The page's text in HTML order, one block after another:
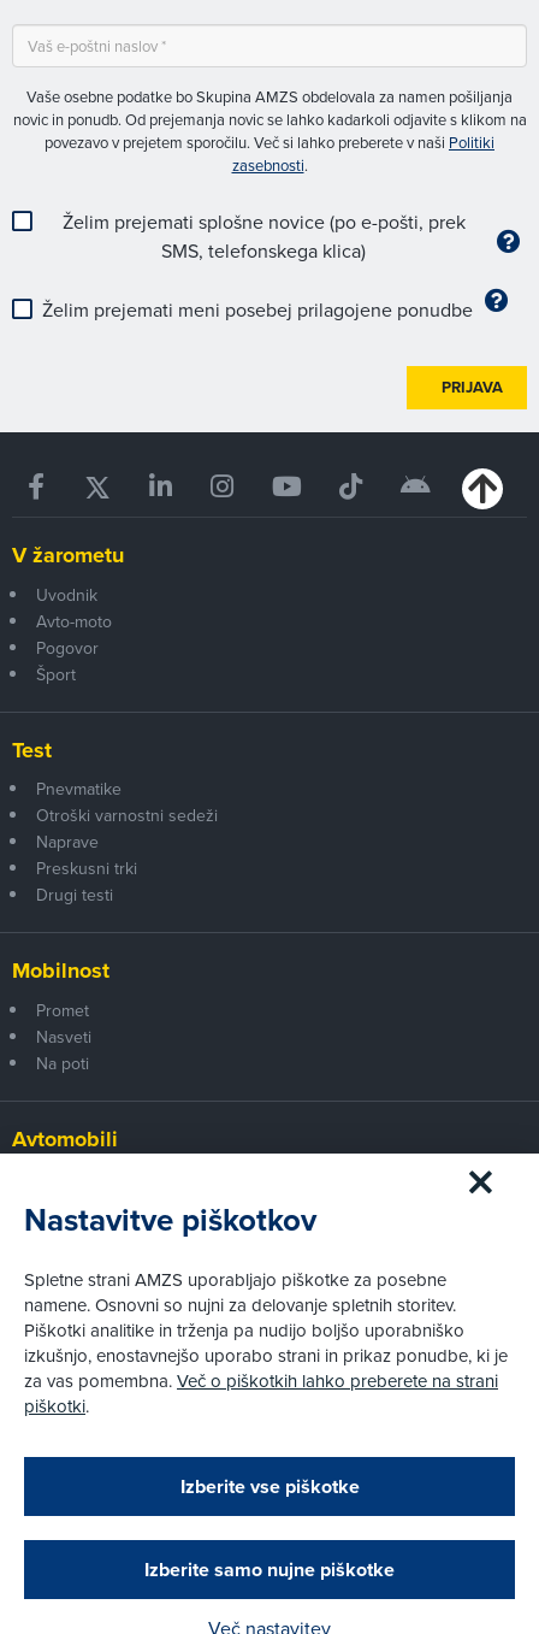
Zapri
Podarjamo vam 10 €!
Obstoječi in novi AMZS člani, ki boste v AMZS
opravili registracijo vozila, boste prejeli
vrednostno darilno kartico z dobroimetjem v višini
Vaše osebne podatke bo Skupina AMZS obdelovala za namen pošiljanja
novic in ponudb. Od prejemanja novic se lahko kadarkoli odjavite s klikom na
povezavo v prejetem sporočilu. Več si lahko preberete v naši Politiki
zasebnosti.
Želim prejemati splošne novice (po e-pošti, prek
SMS, telefonskega klica)
Želim prejemati meni posebej prilagojene ponudbe
PRIJAVA
V žarometu
Uvodnik
Avto-moto
Pogovor
Šport
Test
Pnevmatike
Otroški varnostni sedeži
Naprave
Preskusni trki
Drugi testi
Mobilnost
Promet
Nasveti
Na poti
Avtomobili
Prvi pogled
Za volanom
Tehnika
Pravni vidiki
Piškotki
Pravno obvestilo
Pri spletni včlanitvi so podprta naslednja plačilna sredstva:
Nastavitve piškotkov
Spletne strani AMZS uporabljajo piškotke za posebne
namene. Osnovni so nujni za delovanje spletnih storitev.
Piškotki analitike in trženja pa nudijo boljšo uporabniško
izkušnjo, enostavnejšo uporabo strani in prikaz ponudbe, ki je
za vas pomembna.Več o piškotkih lahko preberete na strani
piškotki.
Izberite vse piškotke
Izberite samo nujne piškotke
Več nastavitev